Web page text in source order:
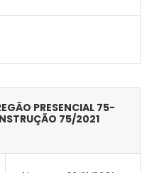
PRESENCIAL 75-
75/2021